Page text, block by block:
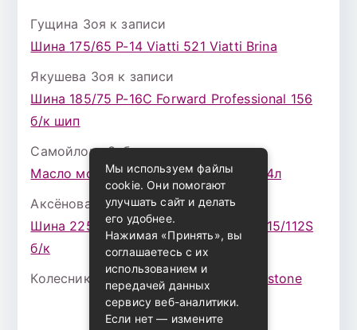
Гущина Зоя к записи
Шина 175/65 Р-14 Viatti 521 Viatti Brina
Якушева Зоя к записи
Шина 185/75 Р-16С Forward Professional 156
б/к шип
Самойлова Забавак записи
Масло моторное ZIC X7 (A+) 10W30 4л
Аксёнова Адельк записи
Шина 225/75 Р-16 Nokian Rotiva HT 115/112S
б/к
Колесникова Аурикак записи Bridgestone
Мы используем файлы
cookie. Они помогают
улучшать сайт и делать
его удобнее.
Нажимая «Принять», вы
соглашаетесь с их
использованием и
передачей данных
сервису веб-аналитики.
Если нет — измените